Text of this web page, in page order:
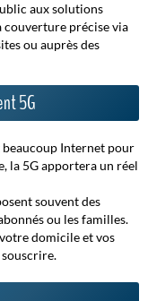
aux solutions
couverture précise via
ou auprès des
5G
beaucoup Internet pour
la 5G apportera un réel
souvent des
ou les familles.
domicile et vos